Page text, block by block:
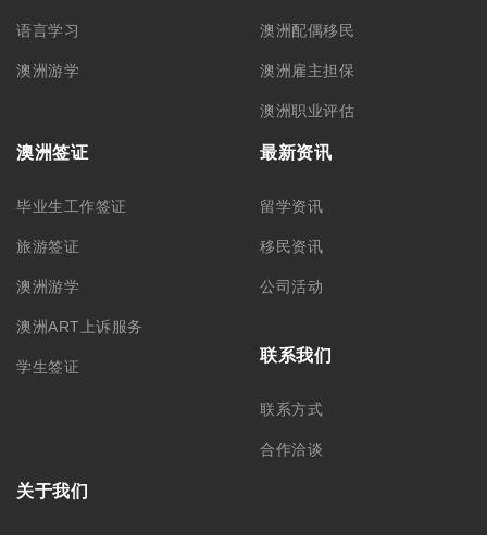
语言学习
澳洲游学
澳洲配偶移民
澳洲雇主担保
澳洲职业评估
澳洲签证
毕业生工作签证
旅游签证
澳洲游学
澳洲ART上诉服务
学生签证
最新资讯
留学资讯
移民资讯
公司活动
联系我们
联系方式
合作洽谈
关于我们